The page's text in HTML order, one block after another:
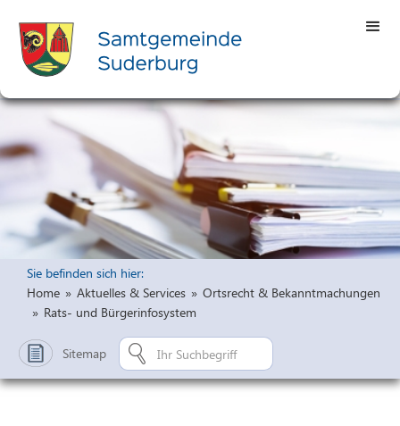
Sie befinden sich hier:
Home » Aktuelles & Services » Ortsrecht & Bekanntmachungen
» Rats- und Bürgerinfosystem
Sitemap